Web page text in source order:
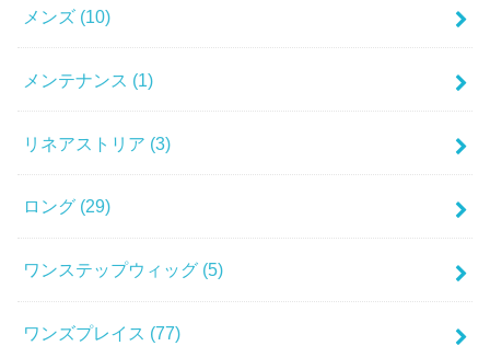
メンズ (10)
メンテナンス (1)
リネアストリア (3)
ロング (29)
ワンステップウィッグ (5)
ワンズプレイス (77)